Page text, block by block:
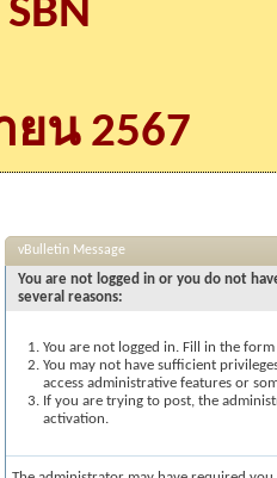
ยน 2567
vBulletin Message
You are not logged in or you do not
several reasons:
You are not logged in. Fill in the
You may not have sufficient
access administrative features or
If you are trying to post, the
activation.